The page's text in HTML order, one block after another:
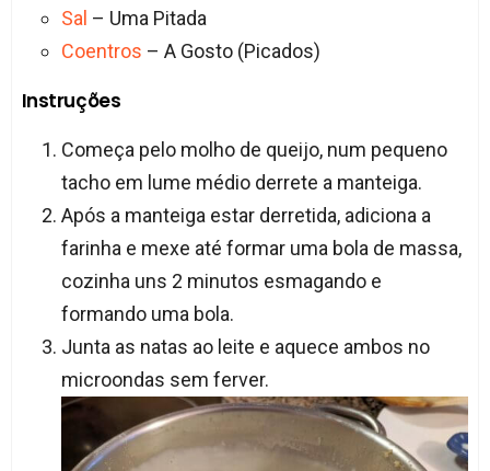
Sal – Uma Pitada
Coentros – A Gosto (Picados)
Instruções
Começa pelo molho de queijo, num pequeno
tacho em lume médio derrete a manteiga.
Após a manteiga estar derretida, adiciona a
farinha e mexe até formar uma bola de massa,
cozinha uns 2 minutos esmagando e
formando uma bola.
Junta as natas ao leite e aquece ambos no
microondas sem ferver.